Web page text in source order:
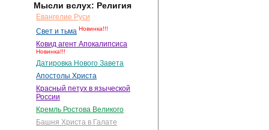
Мысли вслух: Религия
Евангелие Руси
Свет и тьма Новинка!!!
Ковид агент Апокалипсиса
Новинка!!!
Датировка Нового Завета
Апостолы Христа
Красный петух в языческой
России
Кремль Ростова Великого
Башня Христа в Галате